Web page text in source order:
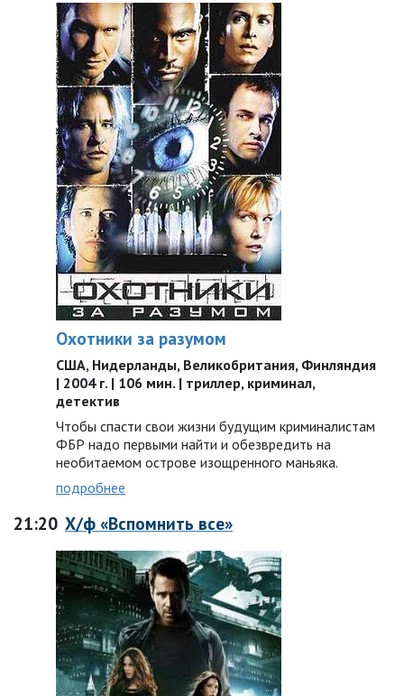
Охотники за разумом
США, Нидерланды, Великобритания, Финляндия
| 2004 г. | 106 мин. | триллер, криминал,
детектив
Чтобы спасти свои жизни будущим криминалистам
ФБР надо первыми найти и обезвредить на
необитаемом острове изощренного маньяка.
подробнее
21:20 Х/ф «Вспомнить все»